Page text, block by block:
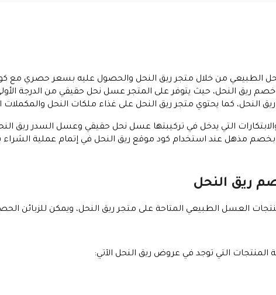
الطبيعي من خلال متجر ريق النحل والحصول عليه بسعر حصري مع
ريق النحل، حيث يتوفر على المتجر عسل نحل حقيقي من الدرجة
كما يحتوي متجر ريق النحل على غذاء ملكات النحل والمكملات
التي يدخل في تركيبتها عسل نحل حقيقي وعسل السدر ريق
مذهل عند استخدام كود موقع ريق النحل في إتمام عملية الشراء
ريق النحل
العسل الطبيعي المتاحة على متجر ريق النحل، ويمكن للزبائن
المنتجات التي توجد في عروض ريق النحل الآتي: